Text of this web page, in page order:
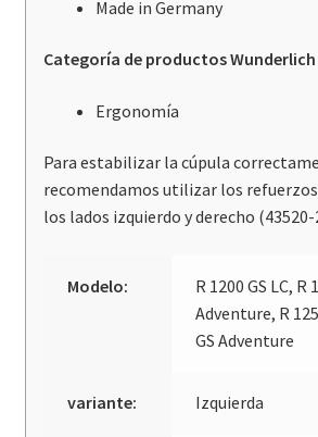
Made in Germany
Categoría de productos Wunderlich
Ergonomía
Para estabilizar la cúpula
recomendamos utilizar los refuerzos
los lados izquierdo y derecho (43520-
Modelo:
R 1200 GS LC, R
Adventure, R
GS Adventure
variante: Izquierda